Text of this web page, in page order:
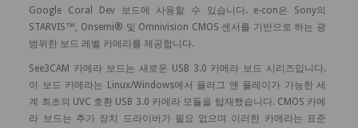
Google Coral Dev 보드에 사용할 수 있습니다. e-con은 Sony의
STARVIS™, Onsemi® 및 Omnivision CMOS 센서를 기반으로 하는 광
범위한 보드 레벨 카메라를 제공합니다.
See3CAM 카메라 보드는 새로운 USB 3.0 카메라 보드 시리즈입니다.
이 보드 카메라는 Linux/Windows에서 플러그 앤 플레이가 가능한 세
계 최초의 UVC 호환 USB 3.0 카메라 모듈을 탑재했습니다. CMOS 카메
라 보드는 추가 장치 드라이버가 필요 없으며 이러한 카메라는 표준